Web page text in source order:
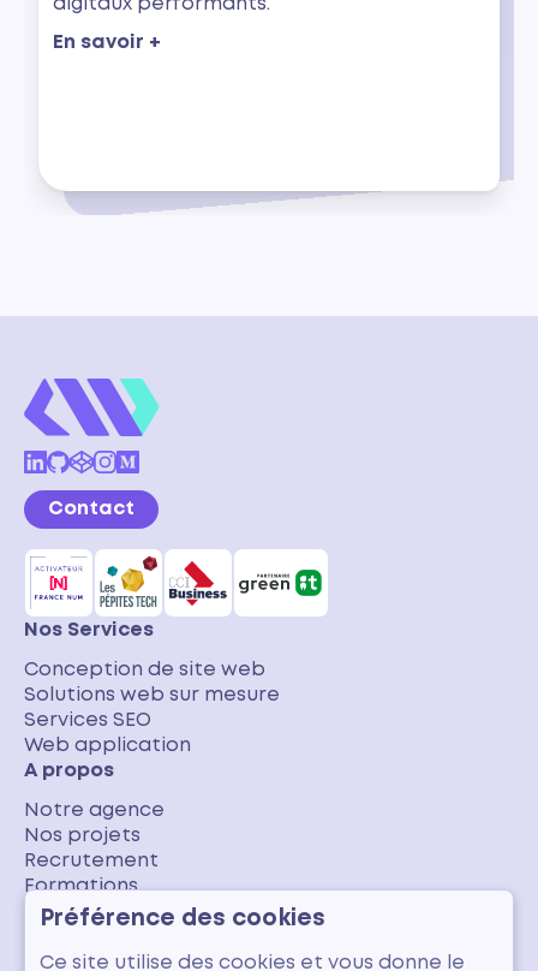
digitaux performants.
En savoir +
Contact
Nos Services
Conception de site web
Solutions web sur mesure
Services SEO
Web application
A propos
Notre agence
Nos projets
Recrutement
Formations
Nos avis clients
Préférence des cookies
Ce site utilise des cookies et vous donne le